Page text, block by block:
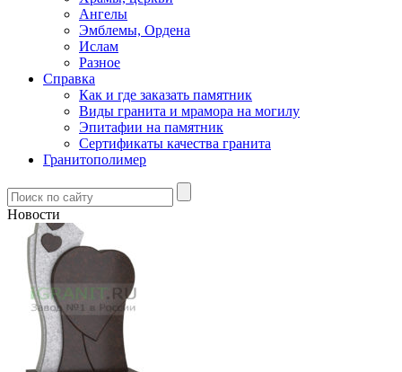
Ангелы
Эмблемы, Ордена
Ислам
Разное
Справка
Как и где заказать памятник
Виды гранита и мрамора на могилу
Эпитафии на памятник
Сертификаты качества гранита
Гранитополимер
Новости